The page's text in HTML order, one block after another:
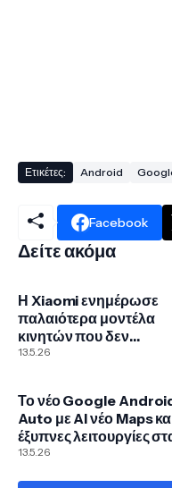
Ετικέτες: Android
Facebook
Δείτε ακόμα
Η Xiaomi ενημέρωσε
παλαιότερα μοντέλα
κινητών που δεν
υποστηρίζει
13.5.26
Το νέο Google
Auto με AI νέο Maps
έξυπνες λειτουργίες
αυτοκίνητα
13.5.26